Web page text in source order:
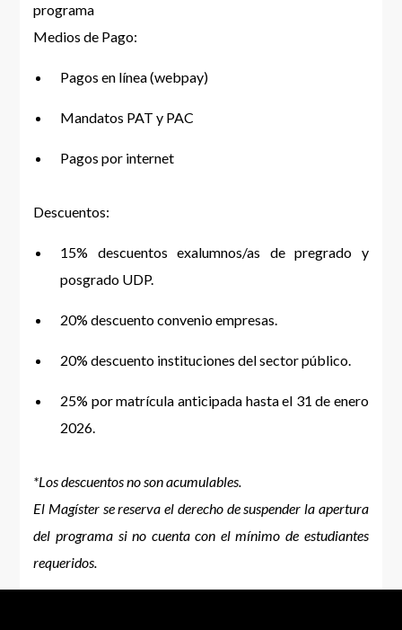
programa
Medios de Pago:
Pagos en línea (webpay)
Mandatos PAT y PAC
Pagos por internet
Descuentos:
15% descuentos exalumnos/as de pregrado y
posgrado UDP.
20% descuento convenio empresas.
20% descuento instituciones del sector público.
25% por matrícula anticipada hasta el 31 de enero
2026.
*Los descuentos no son acumulables.
El Magíster se reserva el derecho de suspender la apertura
del programa si no cuenta con el mínimo de estudiantes
requeridos.